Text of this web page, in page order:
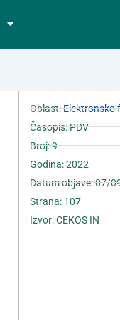
Oblast:Elektronsko
Časopis: PDV
Broj: 9
Godina: 2022
Datum objave: 07/
Strana: 107
Izvor: CEKOS IN